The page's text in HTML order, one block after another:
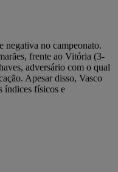
negativa no campeonato.
frente ao Vitória (3-
adversário com o qual
Apesar disso, Vasco
índices físicos e